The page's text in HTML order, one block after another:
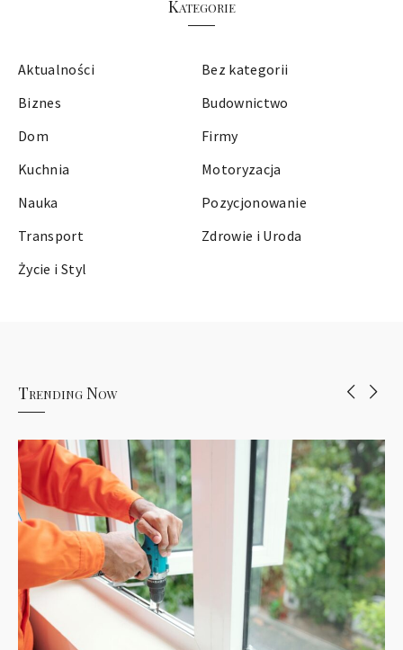
Kategorie
Aktualności
Bez kategorii
Biznes
Budownictwo
Dom
Firmy
Kuchnia
Motoryzacja
Nauka
Pozycjonowanie
Transport
Zdrowie i Uroda
Życie i Styl
Trending Now